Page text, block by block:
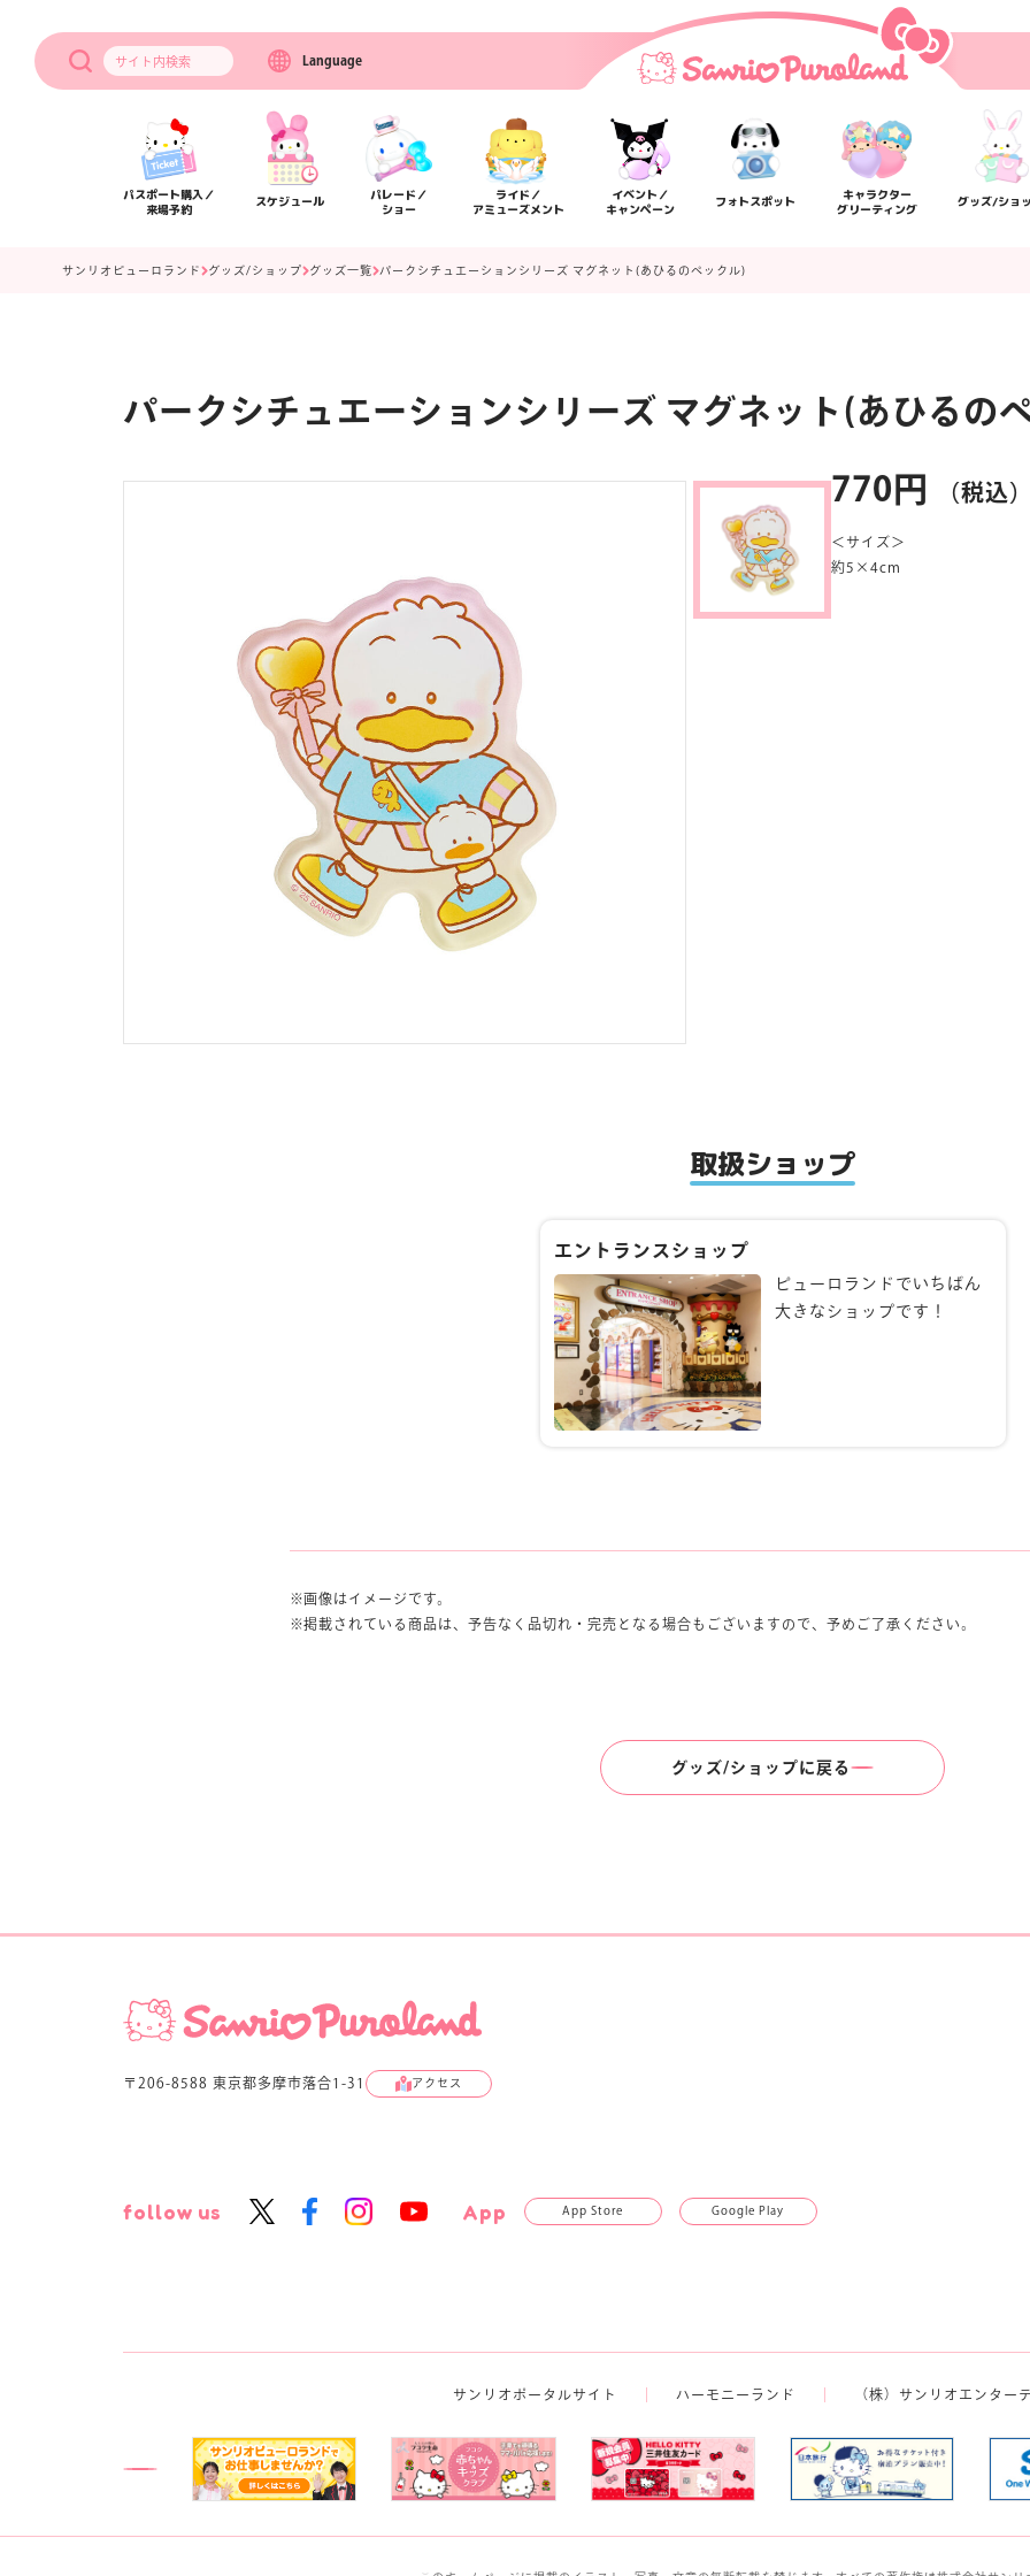
サイト内検索 Language
パスポート購入／
来場予約
スケジュール
パレード／
ショー
ライド／
アミューズメント
イベント／
キャンペーン
フォトスポット
キャラクター
グリーティング
グッズ/ショ
よくあるご質問
サンリオピューロランド グッズ/ショップ グッズ一覧 パークシチュエーションシリーズ マグネット(あひるのペックル)
パークシチュエーションシリーズ マグネット(あひるの
770円 （税込）
＜サイズ＞
約5×4cm
取扱ショップ
エントランスショップ
ピューロランドでいちばん
大きなショップです！
画像はイメージです。
掲載されている商品は、予告なく品切れ・完売となる場合もございますので、予めご了承ください。
グッズ/ショップに戻る
〒206-8588 東京都多摩市落合1-31 アクセス
follow us App App Store Google Play
サンリオポータルサイト ハーモニーランド （株）サンリオエンター